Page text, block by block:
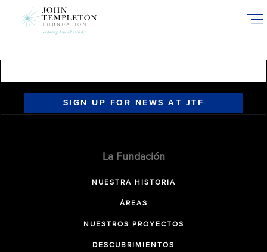
SIGN UP FOR NEWS AT JTF
La Fundación
NUESTRA HISTORIA
ÁREAS
NUESTROS PROYECTOS
DESCUBRIMIENTOS